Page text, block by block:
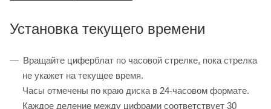
Установка текущего времени
Вращайте циферблат по часовой стрелке, пока стрелка
не укажет на текущее время.
Часы отмечены по краю диска в 24-часовом формате.
Каждое деление между цифрами соответствует 30